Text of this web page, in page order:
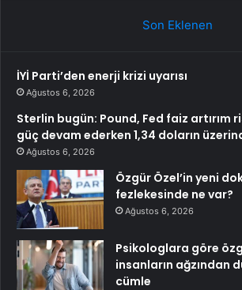
Son Eklenen
İYİ Parti’den enerji krizi uyarısı
Ağustos 6, 2026
Sterlin bugün: Pound, Fed faiz artırım
güç devam ederken 1,34 doların
Ağustos 6, 2026
Özgür Özel’in yeni
fezlekesinde ne var?
Ağustos 6, 2026
Psikologlara göre
insanların ağzından
cümle